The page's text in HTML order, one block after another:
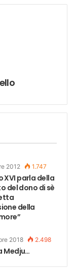
2012 1.747
XVI parla della
del dono di sè
della
2018 2.498
Medju…